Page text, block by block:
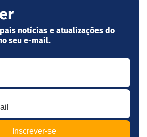
notícias e atualizações do
seu e-mail.